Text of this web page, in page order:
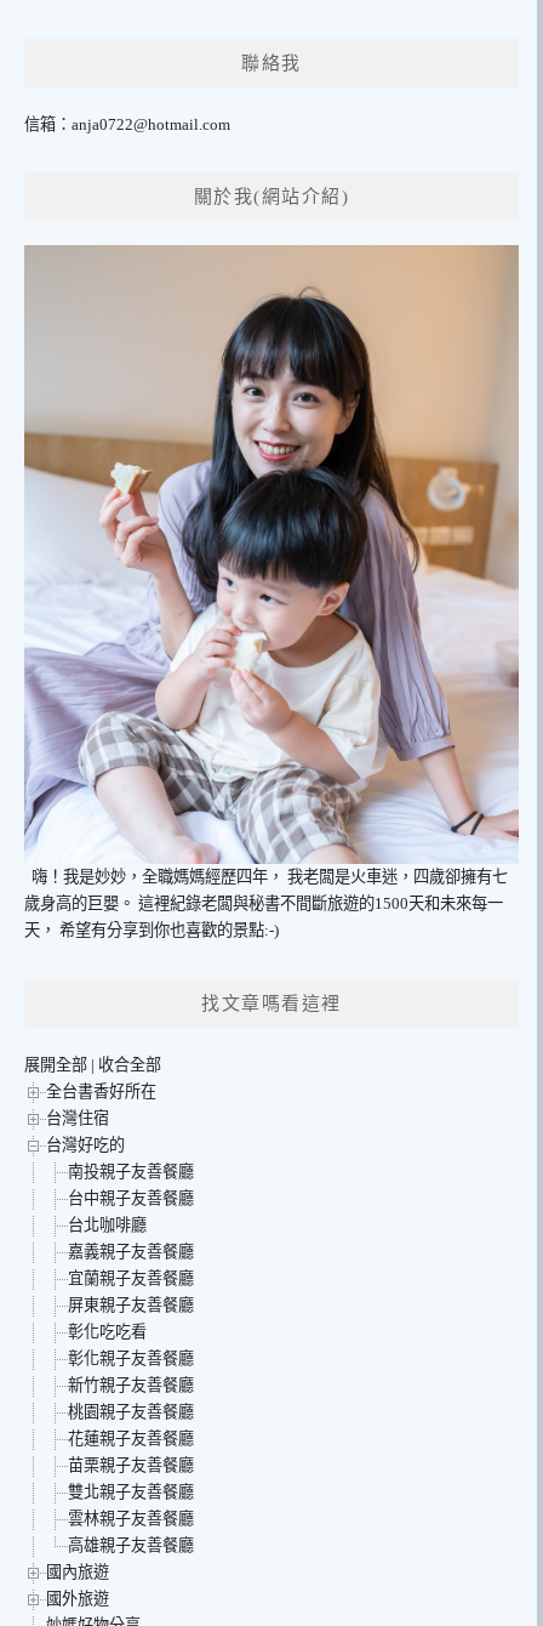
聯絡我
信箱： anja0722@hotmail.com
關於我(網站介紹)
嗨！我是妙妙，全職媽媽經歷四年， 我老闆是火車迷，四歲卻擁有七
歲身高的巨嬰。 這裡紀錄老闆與秘書不間斷旅遊的1500天和未來每一
天， 希望有分享到你也喜歡的景點:-)
找文章嗎看這裡
展開全部 | 收合全部
全台書香好所在
台灣住宿
台灣好吃的
南投親子友善餐廳
台中親子友善餐廳
台北咖啡廳
嘉義親子友善餐廳
宜蘭親子友善餐廳
屏東親子友善餐廳
彰化吃吃看
彰化親子友善餐廳
新竹親子友善餐廳
桃園親子友善餐廳
花蓮親子友善餐廳
苗栗親子友善餐廳
雙北親子友善餐廳
雲林親子友善餐廳
高雄親子友善餐廳
國內旅遊
國外旅遊